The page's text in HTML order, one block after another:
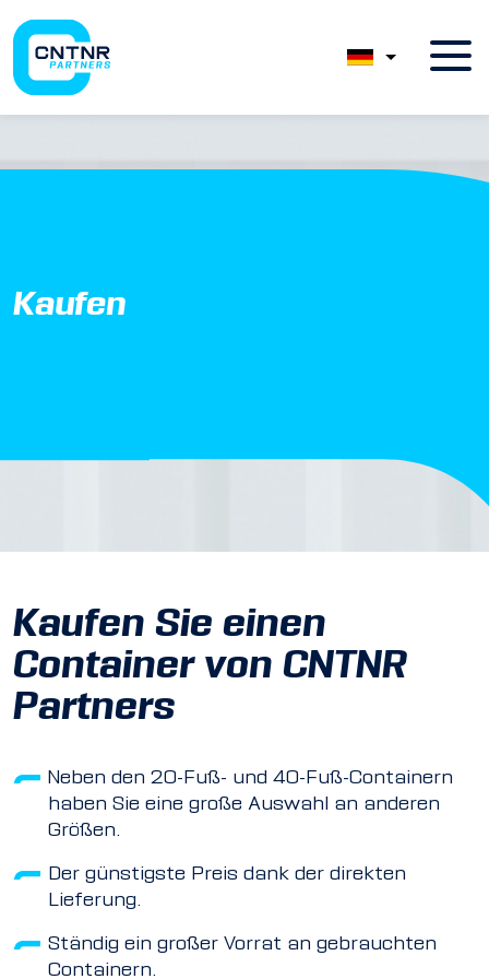
Kaufen
Kaufen Sie einen
Container von CNTNR
Partners
Neben den 20-Fuß- und 40-Fuß-Containern
haben Sie eine große Auswahl an anderen
Größen.
Der günstigste Preis dank der direkten
Lieferung.
Ständig ein großer Vorrat an gebrauchten
Containern.